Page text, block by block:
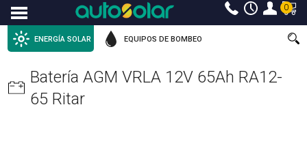
Menu 0
ENERGÍA SOLAR EQUIPOS DE BOMBEO
Batería AGM VRLA 12V 65Ah RA12-
65 Ritar